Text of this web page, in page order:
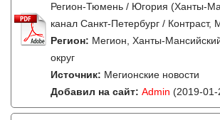
Регион-Тюмень / Югория (Ханты-
канал Санкт-Петербург / Контраст,
Регион: Мегион, Ханты-
округ
Источник: Мегионские новости
Добавил на сайт: Admin (2019-